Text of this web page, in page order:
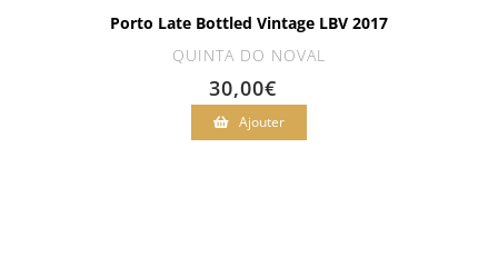
Porto Late Bottled Vintage LBV 2017
QUINTA DO NOVAL
30,00€
Ajouter